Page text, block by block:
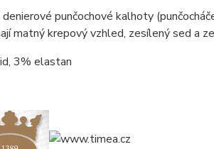
punčochové kalhoty
matný krepový vzhled, zesílený sed a
3% elastan